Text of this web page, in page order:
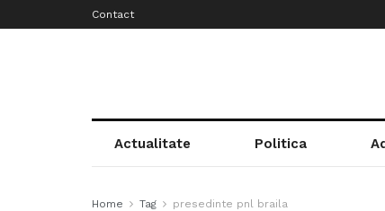
Contact
Actualitate Politica
Home Tag presedinte pnl braila